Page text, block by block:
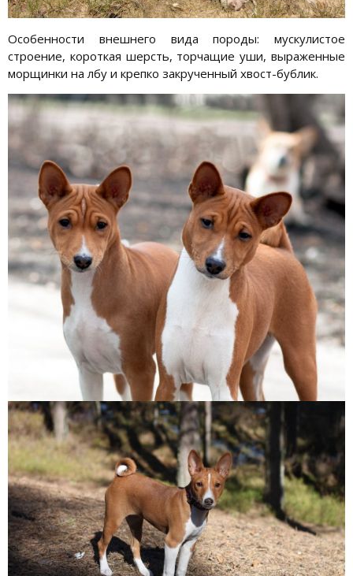
Особенности внешнего вида породы: мускулистое
строение, короткая шерсть, торчащие уши, выраженные
морщинки на лбу и крепко закрученный хвост-бублик.